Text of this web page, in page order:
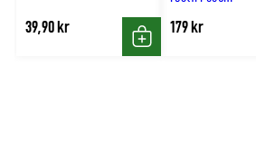
39,90 kr
Köp
179 kr